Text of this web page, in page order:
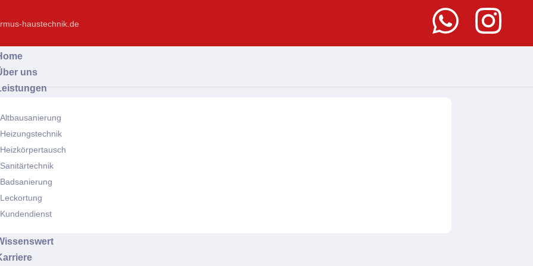
haustechnik.de
uns
Altbausanierung
Heizungstechnik
Heizkörpertausch
Sanitärtechnik
Badsanierung
Leckortung
Kundendienst